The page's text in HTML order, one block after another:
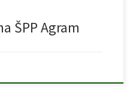
ŠPP Agram